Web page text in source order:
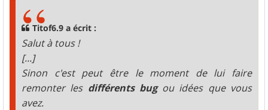
Titof6.9 a écrit :
Salut à tous !
[...]
Sinon c'est peut être le moment de lui faire
remonter les différents bugou idées que vous
avez.